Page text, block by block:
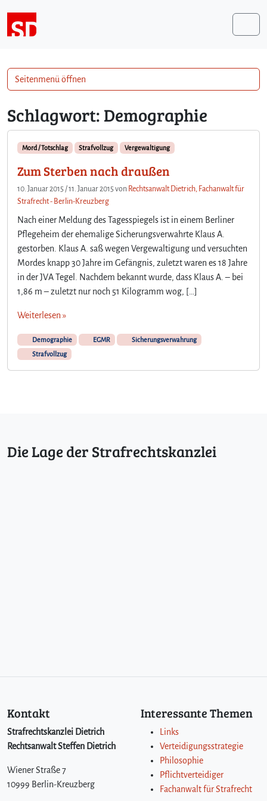
Schlagwort: Demographie
Mord / Totschlag Strafvollzug Vergewaltigung
Zum Sterben nach draußen
10. Januar 2015 /11. Januar 2015von Rechtsanwalt Dietrich, Fachanwalt für
Strafrecht - Berlin-Kreuzberg
Nach einer Meldung des Tagesspiegels ist in einem Berliner
Pflegeheim der ehemalige Sicherungsverwahrte Klaus A.
gestorben. Klaus A. saß wegen Vergewaltigung und versuchten
Mordes knapp 30 Jahre im Gefängnis, zuletzt waren es 18 Jahre
in der JVA Tegel. Nachdem bekannt wurde, dass Klaus A. – bei
1,86 m – zuletzt nur noch 51 Kilogramm wog, […]
Weiterlesen »
Demographie EGMR
Sicherungsverwahrung
Strafvollzug
Seitenmenü öffnen
Die Lage der Strafrechtskanzlei
Kontakt
Strafrechtskanzlei Dietrich
Rechtsanwalt Steffen Dietrich
Wiener Straße 7
10999 Berlin-Kreuzberg
Interessante Themen
Links
Verteidigungsstrategie
Philosophie
Pflichtverteidiger
Fachanwalt für Strafrecht